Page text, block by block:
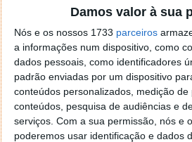
Damos valor à sua
Nós e os nossos 1733 parceiros
a informações num dispositivo, como
dados pessoais, como identificadores
padrão enviadas por um dispositivo
conteúdos personalizados, medição de
conteúdos, pesquisa de audiências e
serviços. Com a sua permissão, nós e
poderemos usar identificação e dados
ao mesmo.
Ao abrir o site, carregue na
contém a mensagem "Click
postal carrier shipment". Irá
pop-up onde deverá inserir o seu
em track. De seguida, serão
informações sobre a sua